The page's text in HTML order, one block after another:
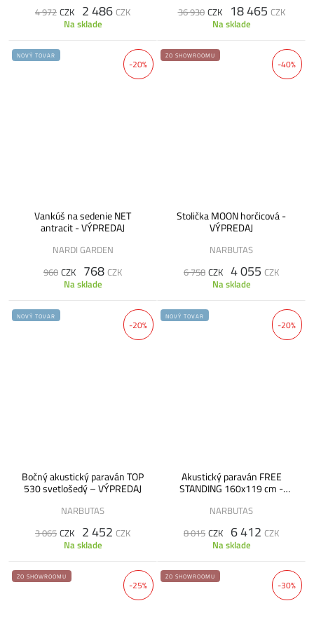
4 972 CZK 2 486 CZK
Na sklade
36 930 CZK 18 465 CZK
Na sklade
-20%
NOVÝ TOVAR
Vankúš na sedenie NET
antracit - VÝPREDAJ
NARDI GARDEN
960 CZK 768 CZK
Na sklade
-40%
ZO SHOWROOMU
Stolička MOON horčicová -
VÝPREDAJ
NARBUTAS
6 758 CZK 4 055 CZK
Na sklade
-20%
NOVÝ TOVAR
Bočný akustický paraván TOP
530 svetlošedý – VÝPREDAJ
NARBUTAS
3 065 CZK 2 452 CZK
Na sklade
-20%
NOVÝ TOVAR
Akustický paraván FREE
STANDING 160x119 cm -
NARBUTAS
8 015 CZK 6 412 CZK
Na sklade
-25%
ZO SHOWROOMU
-30%
ZO SHOWROOMU